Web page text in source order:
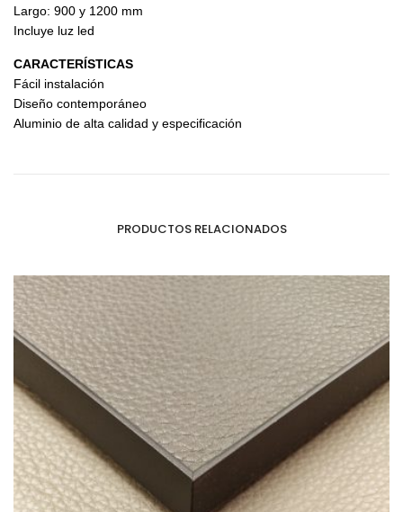
Largo: 900 y 1200 mm
Incluye luz led
CARACTERÍSTICAS
Fácil instalación
Diseño contemporáneo
Aluminio de alta calidad y especificación
PRODUCTOS RELACIONADOS